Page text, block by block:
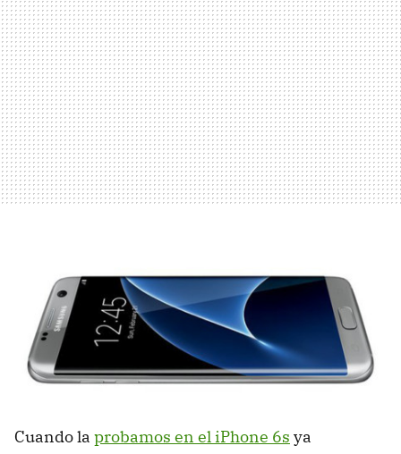
Cuando la probamos en el iPhone 6s ya